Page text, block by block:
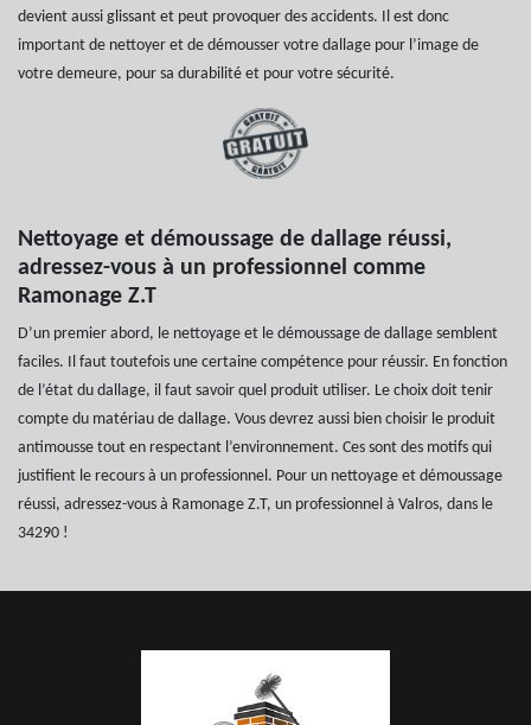
devient aussi glissant et peut provoquer des accidents. Il est donc
important de nettoyer et de démousser votre dallage pour l’image de
votre demeure, pour sa durabilité et pour votre sécurité.
Nettoyage et démoussage de dallage réussi,
adressez-vous à un professionnel comme
Ramonage Z.T
D’un premier abord, le nettoyage et le démoussage de dallage semblent
faciles. Il faut toutefois une certaine compétence pour réussir. En fonction
de l’état du dallage, il faut savoir quel produit utiliser. Le choix doit tenir
compte du matériau de dallage. Vous devrez aussi bien choisir le produit
antimousse tout en respectant l’environnement. Ces sont des motifs qui
justifient le recours à un professionnel. Pour un nettoyage et démoussage
réussi, adressez-vous à Ramonage Z.T, un professionnel à Valros, dans le
34290 !